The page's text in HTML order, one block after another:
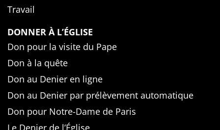
Travail
DONNER À L’ÉGLISE
Don pour la visite du Pape
Don à la quête
Don au Denier en ligne
Don au Denier par prélèvement automatique
Don pour Notre-Dame de Paris